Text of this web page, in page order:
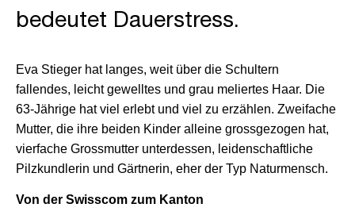
bedeutet Dauerstress.
Eva Stieger hat langes, weit über die Schultern
fallendes, leicht gewelltes und grau meliertes Haar. Die
63-Jährige hat viel erlebt und viel zu erzählen. Zweifache
Mutter, die ihre beiden Kinder alleine grossgezogen hat,
vierfache Grossmutter unterdessen, leidenschaftliche
Pilzkundlerin und Gärtnerin, eher der Typ Naturmensch.
Von der Swisscom zum Kanton